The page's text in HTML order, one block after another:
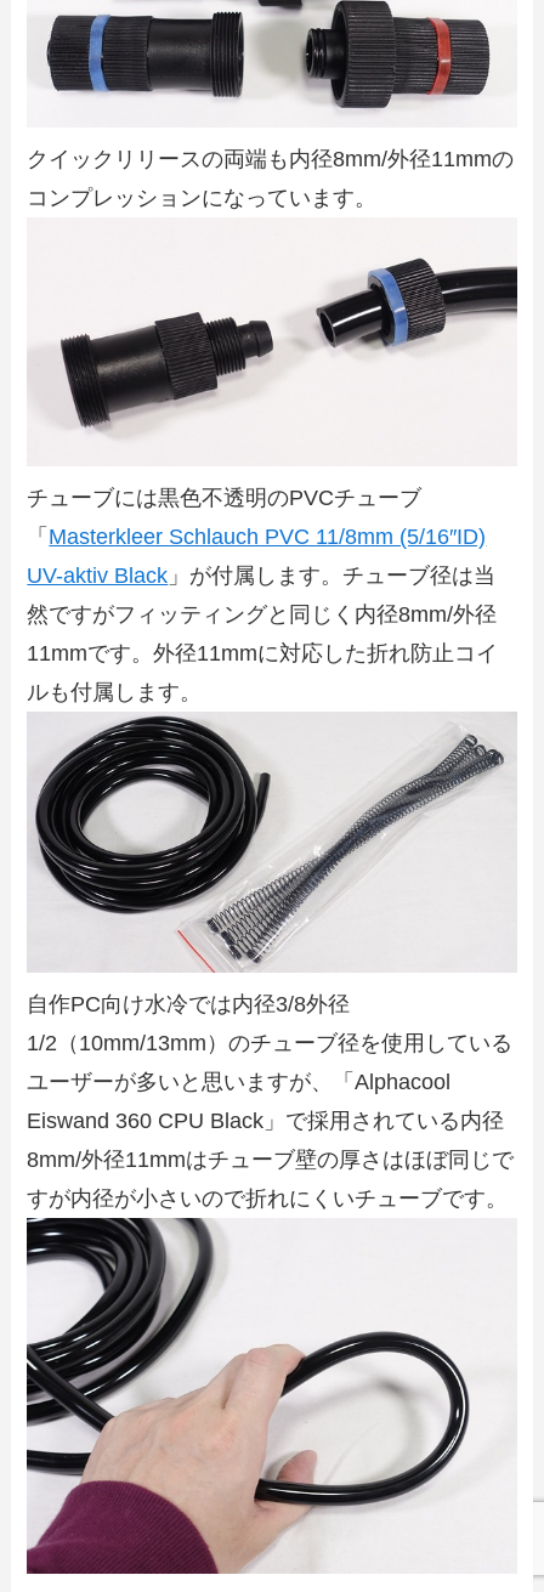
クイックリリースの両端も内径8mm/外径11mmの
コンプレッションになっています。
チューブには黒色不透明のPVCチューブ
「 Masterkleer Schlauch PVC 11/8mm (5/16″ID)
UV-aktiv Black 」が付属します。チューブ径は当
然ですがフィッティングと同じく内径8mm/外径
11mmです。外径11mmに対応した折れ防止コイ
ルも付属します。
自作PC向け水冷では内径3/8外径
1/2（10mm/13mm）のチューブ径を使用している
ユーザーが多いと思いますが、「Alphacool
Eiswand 360 CPU Black」で採用されている内径
8mm/外径11mmはチューブ壁の厚さはほぼ同じで
すが内径が小さいので折れにくいチューブです。